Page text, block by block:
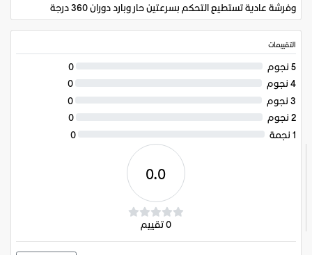
وفرشة عادية تستطيع التحكم بسرعتين حار وبارد دوران 360 درجة
التقييمات
5 نجوم
0
4 نجوم
0
3 نجوم
0
2 نجوم
0
1 نجمة
0
0.0
0 تقييم